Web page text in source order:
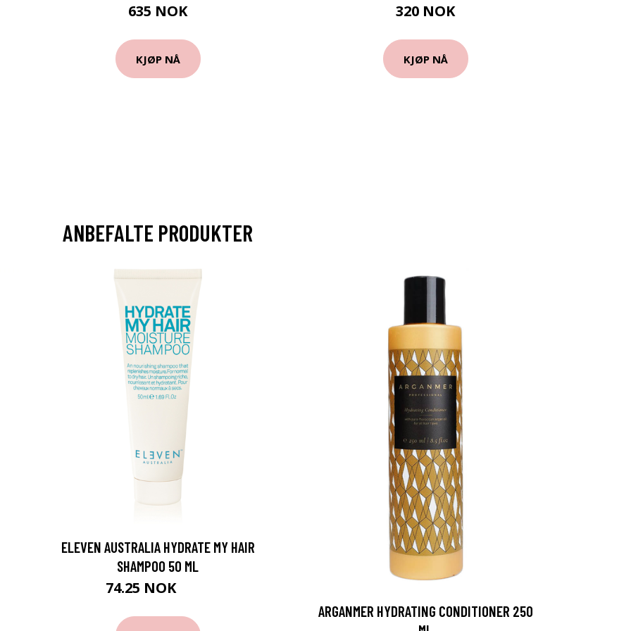
635 NOK
KJØP NÅ
320 NOK
KJØP NÅ
ANBEFALTE PRODUKTER
ELEVEN AUSTRALIA HYDRATE MY HAIR
SHAMPOO 50 ML
74.25 NOK
ARGANMER HYDRATING CONDITIONER 250